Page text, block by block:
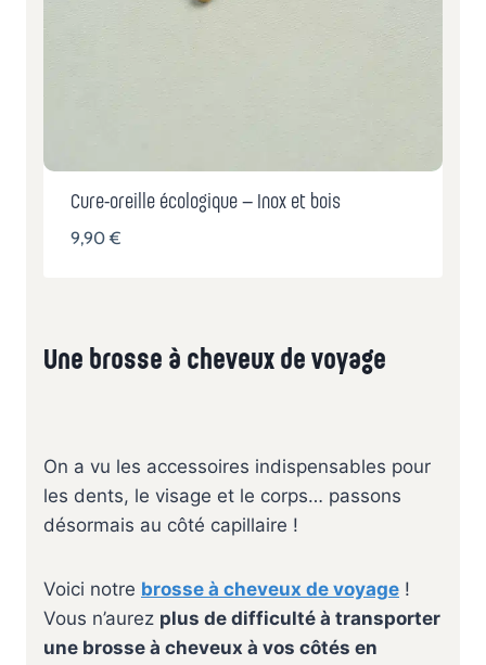
Cure-oreille écologique – Inox et bois
9,90€
Une brosse à cheveux de voyage
On a vu les accessoires indispensables pour
les dents, le visage et le corps… passons
désormais au côté capillaire !
Voici notre brosse à cheveux de voyage !
Vous n’aurez plus de difficulté à transporter
une brosse à cheveux à vos côtés en